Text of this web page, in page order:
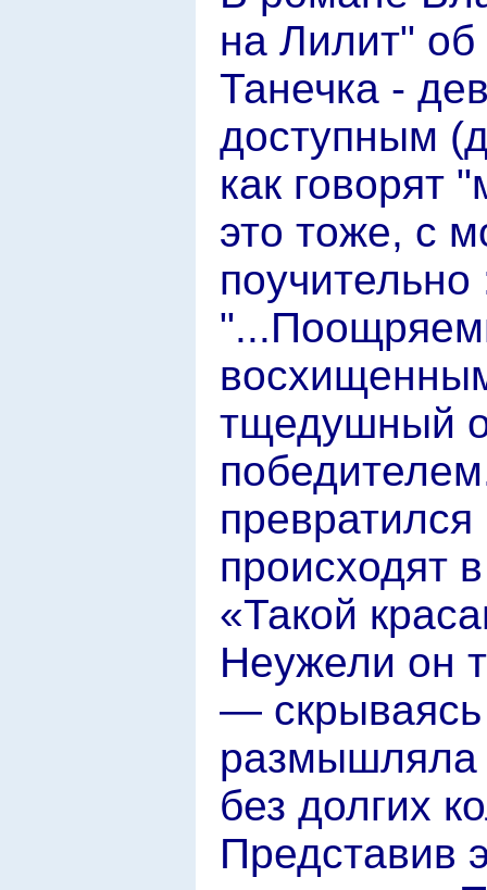
на Лилит" об
Танечка -
доступным
как говорят
это тоже, с
поучительно
тщедушный
происходят
«Такой
Неужели он
— скрываясь
без долгих
Представив